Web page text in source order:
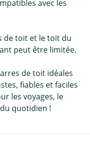
avec les
de toit et le toit du
peut être limitée.
de toit idéales
fiables et faciles
les voyages, le
quotidien !